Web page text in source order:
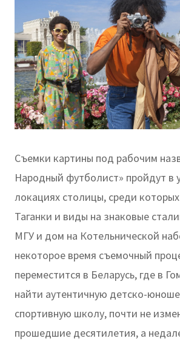
Съемки картины под рабочим
Народный футболист» пройдут в
локациях столицы, среди
Таганки и виды на знаковые
МГУ и дом на Котельнической
некоторое время съемочный
переместится в Беларусь, где в
найти аутентичную детско-
спортивную школу, почти не
прошедшие десятилетия, а